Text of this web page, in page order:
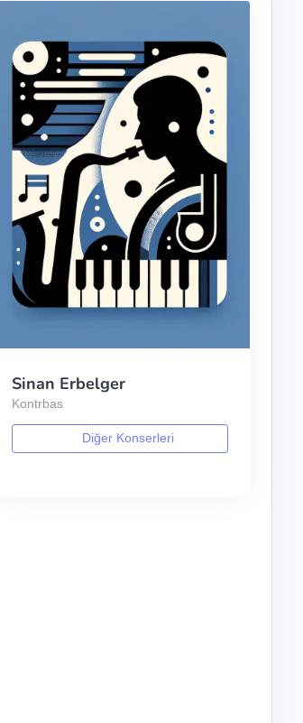
Sinan Erbelger
Kontrbas
Diğer Konserleri